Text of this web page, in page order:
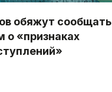
обяжут сообщать
о «признаках